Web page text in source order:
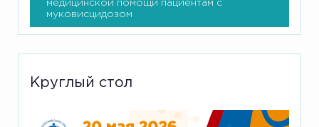
медицинской помощи пациентам с
муковисцидозом
Круглый стол